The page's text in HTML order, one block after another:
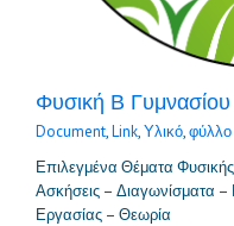
Φυσική Β
Document,Link,Υλικό,φύλλο
Επιλεγμένα Θέματα
Ασκήσεις – Διαγωνίσματα –
Εργασίας – Θεωρία